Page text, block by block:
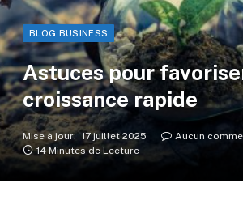
BLOG BUSINESS
Astuces pour
croissance rapide
Mise à jour: 17 juillet 2025
Aucun
14 Minutes de Lecture